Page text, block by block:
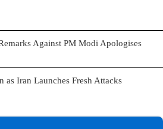
Against PM Modi Apologises
as Iran Launches Fresh Attacks